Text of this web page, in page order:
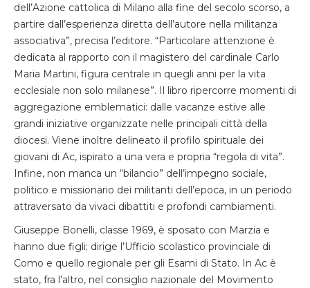
dell’Azione cattolica di Milano alla fine del secolo scorso, a
partire dall’esperienza diretta dell’autore nella militanza
associativa”, precisa l’editore. “Particolare attenzione è
dedicata al rapporto con il magistero del cardinale Carlo
Maria Martini, figura centrale in quegli anni per la vita
ecclesiale non solo milanese”. Il libro ripercorre momenti di
aggregazione emblematici: dalle vacanze estive alle
grandi iniziative organizzate nelle principali città della
diocesi. Viene inoltre delineato il profilo spirituale dei
giovani di Ac, ispirato a una vera e propria “regola di vita”.
Infine, non manca un “bilancio” dell’impegno sociale,
politico e missionario dei militanti dell’epoca, in un periodo
attraversato da vivaci dibattiti e profondi cambiamenti.
Giuseppe Bonelli, classe 1969, è sposato con Marzia e
hanno due figli; dirige l’Ufficio scolastico provinciale di
Como e quello regionale per gli Esami di Stato. In Ac è
stato, fra l’altro, nel consiglio nazionale del Movimento